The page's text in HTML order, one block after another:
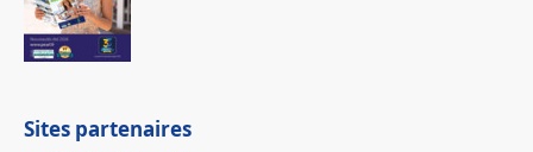
Sites partenaires